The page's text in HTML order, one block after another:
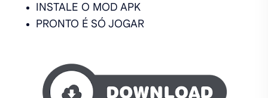
INSTALE O MOD APK
PRONTO É SÓ JOGAR